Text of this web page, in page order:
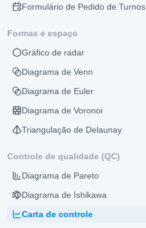
Formulário de Pedido de Turnos
Formas e espaço
Gráfico de radar
Diagrama de Venn
Diagrama de Euler
Diagrama de Voronoi
Triangulação de Delaunay
Controle de qualidade (QC)
Diagrama de Pareto
Diagrama de Ishikawa
Carta de controle